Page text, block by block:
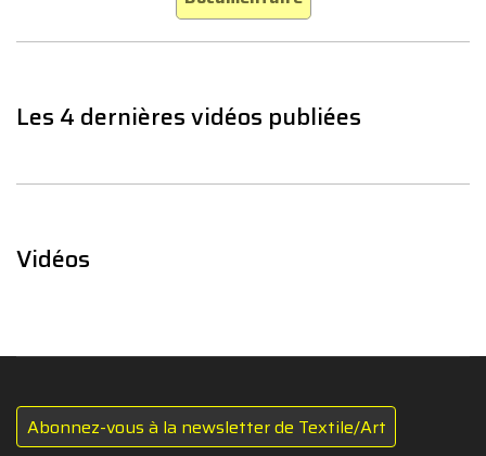
Les 4 dernières vidéos publiées
Vidéos
Abonnez-vous à la newsletter de Textile/Art